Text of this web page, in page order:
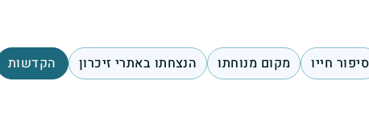
סיפור חייו מקום מנוחתו הנצחתו באתרי זיכרון הקדשות